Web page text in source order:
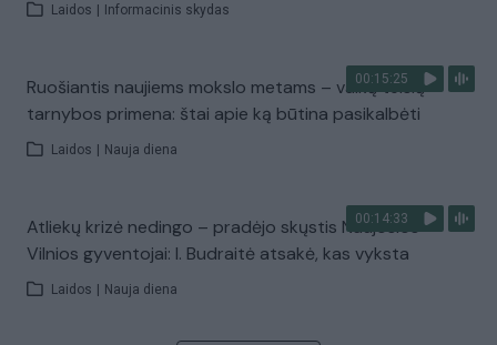
Laidos Informacinis skydas
00:15:25
Ruošiantis naujiems mokslo metams – vaikų teisių
tarnybos primena: štai apie ką būtina pasikalbėti
Laidos Nauja diena
00:14:33
Atliekų krizė nedingo – pradėjo skųstis Naujosios
Vilnios gyventojai: I. Budraitė atsakė, kas vyksta
Laidos Nauja diena